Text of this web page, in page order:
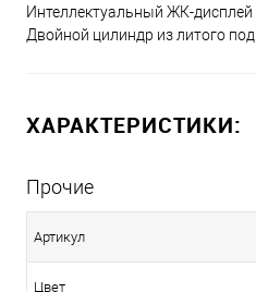
Интеллектуальный ЖК-дисплей
Двойной цилиндр из литого
ХАРАКТЕРИСТИКИ:
Прочие
Артикул
Цвет